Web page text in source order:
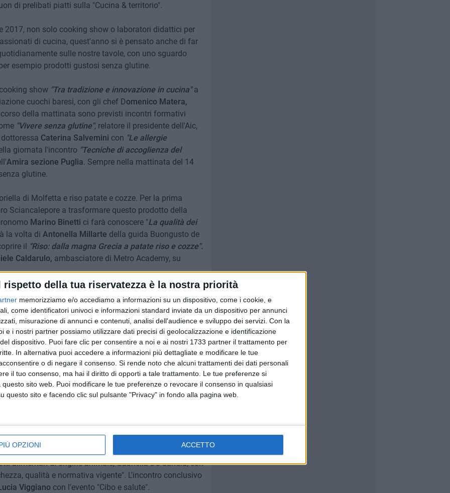
rispetto della tua riservatezza è la nostra priorità
memorizziamo e/o accediamo a informazioni su un dispositivo, come i cookie, e
come identificatori univoci e informazioni standard inviate da un dispositivo per annunci
misurazione di annunci e contenuti, analisi dell'audience e sviluppo dei servizi. Con la
e i nostri partner possiamo utilizzare dati precisi di geolocalizzazione e identificazione
dispositivo. Puoi fare clic per consentire a noi e ai nostri 1733 partner il trattamento per
In alternativa puoi accedere a informazioni più dettagliate e modificare le tue
o di negare il consenso. Si rende noto che alcuni trattamenti dei dati personali
il tuo consenso, ma hai il diritto di opporti a tale trattamento. Le tue preferenze si
sito web. Puoi modificare le tue preferenze o revocare il consenso in qualsiasi
questo sito e facendo clic sul pulsante "Privacy" in fondo alla pagina web.
OPZIONI ACCETTO
di prelibati piatti sulla "Cucina & territorio".
2017, non solo cooking show o laboratori didattici per
di cucina, quest'anno si è pensato anche di far
sulle nostre tavole, con uno sguardo
esempio prodotti gustosi senza glutine.
show "Tra tradizione e innovazione in cucina"a
cuochi baresi, con gli chef Domenico Matera,
corso della mattinata sono previsti incontri formativi
"Vivere senza glutine", relatore il presidente dell'Aic,
Caterina Salvemini con "Le allergie
giornata l'incontro "Tecniche di accoglienza del
Amira sezione Puglia. Sempre nella mattinata del 14
glutine.
di Molfetta e riso patate e cozze. Per la prima
Sciancalepore a trasformare questo prodotto della
Marino Binetti ci farà conoscere "La qualità dei
la volta di Antonella Millarte della guida Buongusto de
il "Riso: dalla magna Grecia a patate riso e cozze".
Caldarulo, ambasciatore di Metro Academy, su
enogastronomica la premiazione dell'undicesima
con il cooking show"I profumi del sud nei finger
gli incontri con la food blogger Nunzia Bellomo
attraverso i social", poi il Territorial manager Metro
i "Sapori d'Italia: un assortimento per un territorio",
Lisa Clodoveo, del Dipartimento scienze agro
studi di Bari, parlando de L'olio nella ristorazione
ripartirà con
nostro territorio con la dottoressa in ricerca, in
alimentari di origine animale, Gabriella De Candia, con
qualità e normativa vigente". L'incontro conclusivo
Viggiano con l'evento "Cibo e salute".